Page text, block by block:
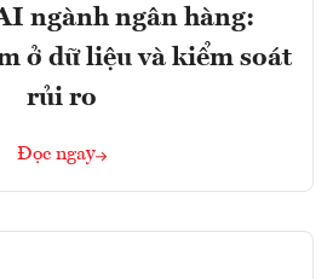
ngành ngân hàng:
ở dữ liệu và kiểm soát
rủi ro
Đọc ngay